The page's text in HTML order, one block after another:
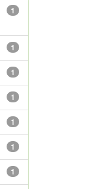
1
1
1
1
1
1
1